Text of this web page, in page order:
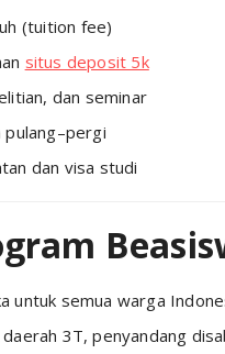
(tuition fee)
situs deposit 5k
dan seminar
dan visa studi
untuk semua warga
3T, penyandang